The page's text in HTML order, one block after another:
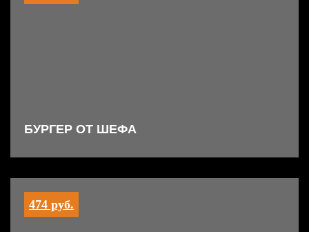
БУРГЕР ОТ ШЕФА
474 руб.